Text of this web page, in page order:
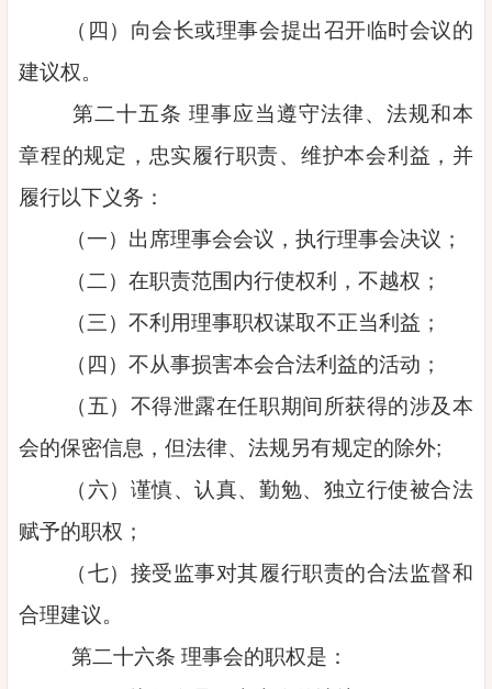
（四）向会长或理事会提出召开临时会议的
建议权。
第二十五条 理事应当遵守法律、法规和本
章程的规定，忠实履行职责、维护本会利益，并
履行以下义务：
（一）出席理事会会议，执行理事会决议；
（二）在职责范围内行使权利，不越权；
（三）不利用理事职权谋取不正当利益；
（四）不从事损害本会合法利益的活动；
（五）不得泄露在任职期间所获得的涉及本
会的保密信息，但法律、法规另有规定的除外;
（六）谨慎、认真、勤勉、独立行使被合法
赋予的职权；
（七）接受监事对其履行职责的合法监督和
合理建议。
第二十六条 理事会的职权是：